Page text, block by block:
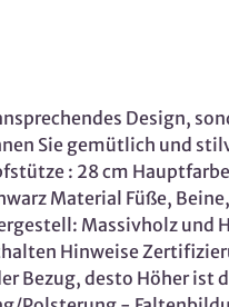
Design,
Sie gemütlich und
: 28 cm
Material Füße,
Massivholz
Hinweise
Bezug, desto Höher